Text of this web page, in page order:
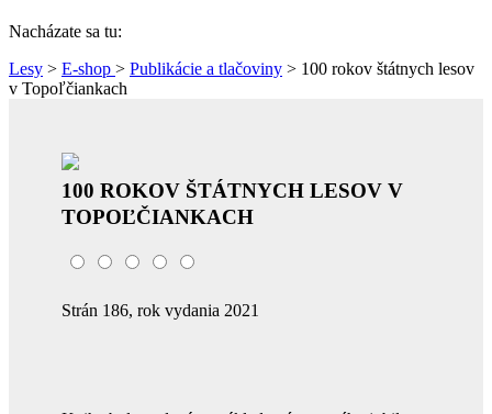
Nacházate sa tu:
Lesy > E-shop > Publikácie a tlačoviny > 100 rokov štátnych lesov
v Topoľčiankach
100 ROKOV ŠTÁTNYCH LESOV V
TOPOĽČIANKACH
Strán 186, rok vydania 2021